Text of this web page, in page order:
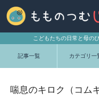
こどもたちの日常と母の
記事一覧 カテゴリ一
喘息のキロク（コムギ